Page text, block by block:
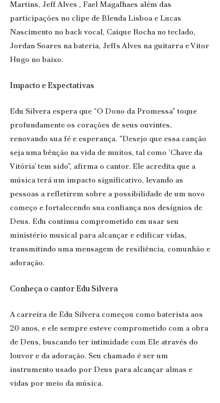
Martins, Jeff Alves , Fael Magalhaes além das
participações no clipe de Blenda Lisboa e Lucas
Nascimento no back vocal, Caique Rocha no teclado,
Jordan Soares na bateria, Jeffs Alves na guitarra e Vitor
Hugo no baixo.
Impacto e Expectativas
Edu Silvera espera que “O Dono da Promessa” toque
profundamente os corações de seus ouvintes,
renovando sua fé e esperança. “Desejo que essa canção
seja uma bênção na vida de muitos, tal como ‘Chave da
Vitória’ tem sido”, afirma o cantor. Ele acredita que a
música terá um impacto significativo, levando as
pessoas a refletirem sobre a possibilidade de um novo
começo e fortalecendo sua confiança nos desígnios de
Deus. Edu continua comprometido em usar seu
ministério musical para alcançar e edificar vidas,
transmitindo uma mensagem de resiliência, comunhão e
adoração.
Conheça o cantor Edu Silvera
A carreira de Edu Silvera começou como baterista aos
20 anos, e ele sempre esteve comprometido com a obra
de Deus, buscando ter intimidade com Ele através do
louvor e da adoração. Seu chamado é ser um
instrumento usado por Deus para alcançar almas e
vidas por meio da música.